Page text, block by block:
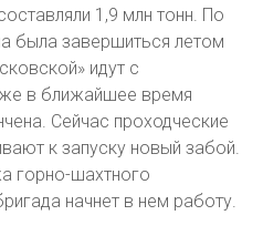
1,9 млн тонн. По
была завершиться летом
идут с
в ближайшее время
Сейчас проходческие
к запуску новый забой.
горно-шахтного
начнет в нем работу.